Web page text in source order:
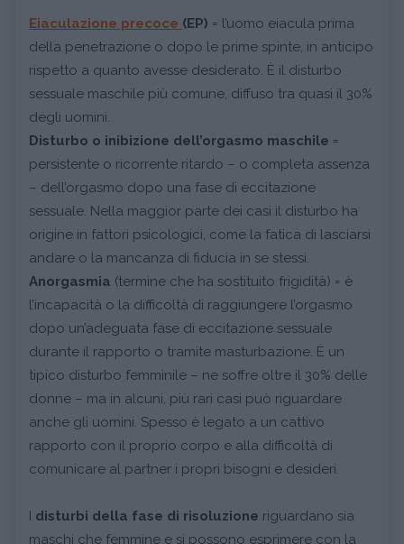
Eiaculazione precoce (EP) = l’uomo eiacula prima
della penetrazione o dopo le prime spinte, in anticipo
rispetto a quanto avesse desiderato. È il disturbo
sessuale maschile più comune, diffuso tra quasi il 30%
degli uomini.
Disturbo o inibizione dell’orgasmo maschile =
persistente o ricorrente ritardo – o completa assenza
– dell’orgasmo dopo una fase di eccitazione
sessuale. Nella maggior parte dei casi il disturbo ha
origine in fattori psicologici, come la fatica di lasciarsi
andare o la mancanza di fiducia in se stessi.
Anorgasmia (termine che ha sostituito frigidità) = è
l’incapacità o la difficoltà di raggiungere l’orgasmo
dopo un’adeguata fase di eccitazione sessuale
durante il rapporto o tramite masturbazione. È un
tipico disturbo femminile – ne soffre oltre il 30% delle
donne – ma in alcuni, più rari casi può riguardare
anche gli uomini. Spesso è legato a un cattivo
rapporto con il proprio corpo e alla difficoltà di
comunicare al partner i propri bisogni e desideri.
I disturbi della fase di risoluzione riguardano sia
maschi che femmine e si possono esprimere con la